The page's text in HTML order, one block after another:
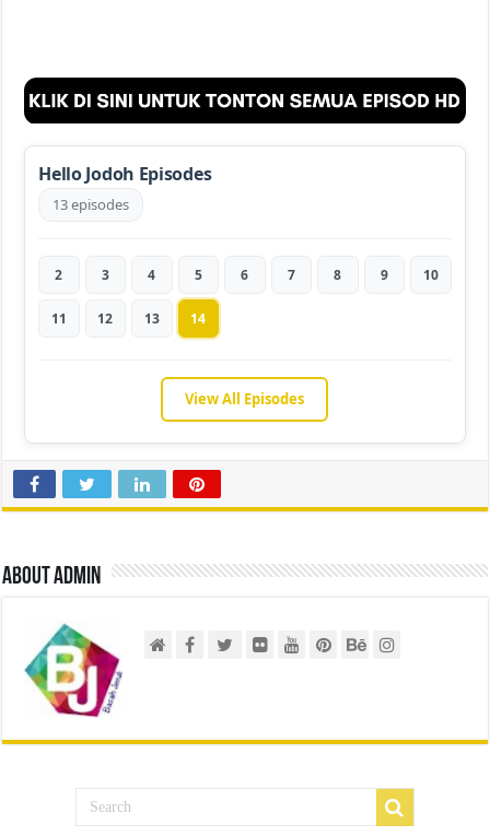
Hello Jodoh Episodes
13 episodes
2 3 4 5 6 7 8 9 10
11 12 13 14
View All Episodes
About admin